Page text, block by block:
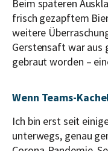
Beim späteren
frisch gezapftem
weitere
Gerstensaft war aus
gebraut worden –
Wenn Teams-
Ich bin erst seit
unterwegs, genau